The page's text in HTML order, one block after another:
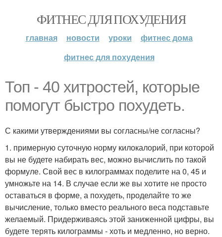
ФИТНЕС ДЛЯ ПОХУДЕНИЯ
главная новости уроки
фитнес дома
фитнес для похудения
Топ - 40 хитростей, которые
помогут быстро похудеть.
С какими утверждениями вы согласны/не согласны?
1. примерную суточную норму килокалорий, при которой
вы не будете набирать вес, можно вычислить по такой
формуле. Свой вес в килограммах поделите на 0, 45 и
умножьте на 14. В случае если же вы хотите не просто
оставаться в форме, а похудеть, проделайте то же
вычисление, только вместо реального веса подставьте
желаемый. Придерживаясь этой заниженной цифры, вы
будете терять килограммы - хоть и медленно, но верно.